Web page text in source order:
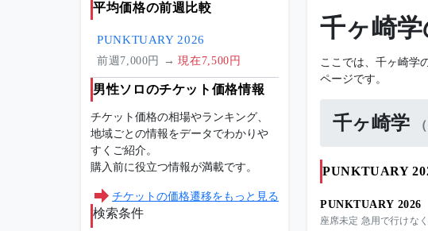
千ヶ崎
ここでは、千ヶ崎学
ページです。
千ヶ崎学
PUNKTUARY
PUNKTUARY 2026
座席未定 急用で行けな
平均価格の前週比較
PUNKTUARY 2026
前週7,000円 → 現在7,500円
男性ソロのチケット価格情報
チケット価格の相場やランキング、
地域ごとの情報をデータでわかりや
すくご紹介。
購入前に役立つ情報が満載です。
チケットの価格遷移をもっと見る
検索条件